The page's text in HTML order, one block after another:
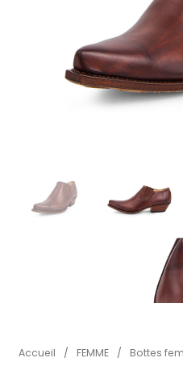
ACCESSOIRES
Accueil / FEMME / Bottes